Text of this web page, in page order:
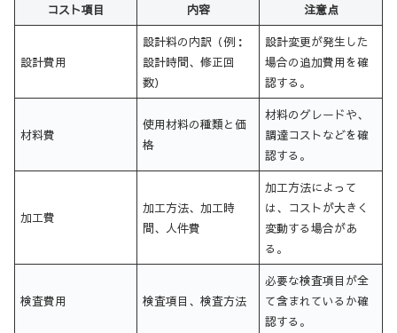
コスト項目 内容 注意点
設計費用
設計料の内訳（例：
設計時間、修正回
数）
設計変更が発生した
場合の追加費用を確
認する。
材料費
使用材料の種類と価
格
材料のグレードや、
調達コストなどを確
認する。
加工費
加工方法、加工時
間、人件費
加工方法によって
は、コストが大きく
変動する場合があ
る。
検査費用 検査項目、検査方法
必要な検査項目が全
て含まれているか確
認する。